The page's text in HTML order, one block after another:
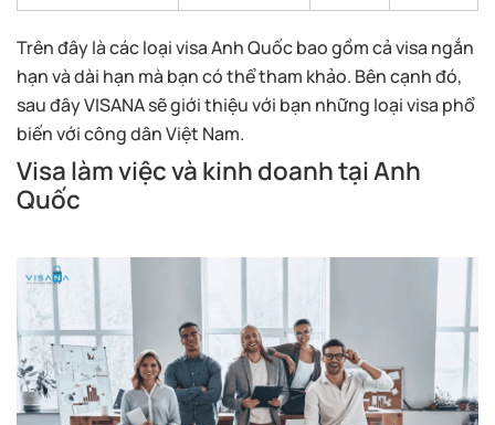
Trên đây là các loại visa Anh Quốc bao gồm cả visa ngắn
hạn và dài hạn mà bạn có thể tham khảo. Bên cạnh đó,
sau đây VISANA sẽ giới thiệu với bạn những loại visa phổ
biến với công dân Việt Nam.
Visa làm việc và kinh doanh tại Anh
Quốc